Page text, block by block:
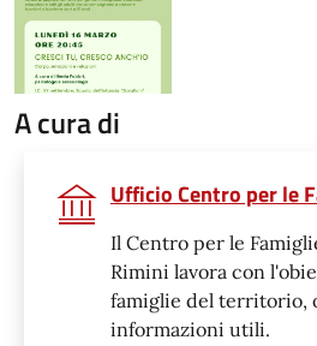
A cura di
Ufficio Centro per le
Il Centro per le
Rimini lavora con
famiglie del territorio,
informazioni utili.